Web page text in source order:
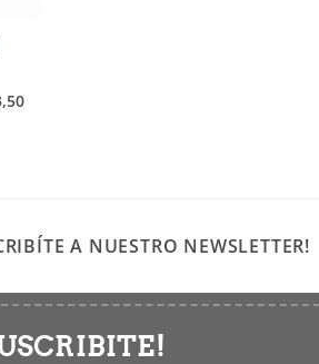
A NUESTRO NEWSLETTER!